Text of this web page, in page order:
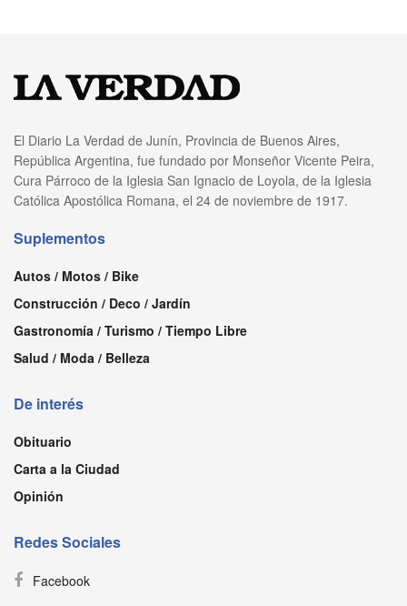
El Diario La Verdad de Junín, Provincia de Buenos Aires,
República Argentina, fue fundado por Monseñor Vicente Peira,
Cura Párroco de la Iglesia San Ignacio de Loyola, de la Iglesia
Católica Apostólica Romana, el 24 de noviembre de 1917.
Suplementos
Autos / Motos / Bike
Construcción / Deco / Jardín
Gastronomía / Turismo / Tiempo Libre
Salud / Moda / Belleza
De interés
Obituario
Carta a la Ciudad
Opinión
Redes Sociales
Facebook